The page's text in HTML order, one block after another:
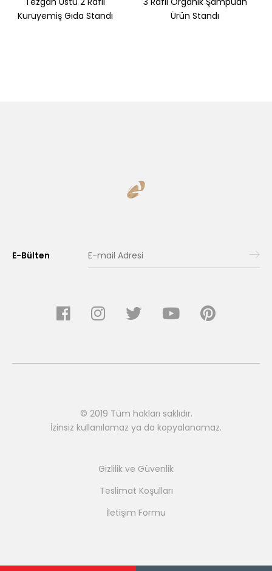
Kuruyemiş Gıda Standı
Ürün Standı
E-Bülten
© 2019 Tüm hakları saklıdır.
İzinsiz kullanılamaz ya da kopyalanamaz.
Gizlilik ve Güvenlik
Teslimat Koşulları
İletişim Formu